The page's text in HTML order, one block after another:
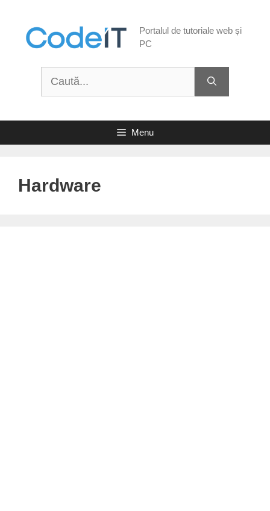
conținut
Portalul de tutoriale web și
PC
Caută
Menu
Hardware